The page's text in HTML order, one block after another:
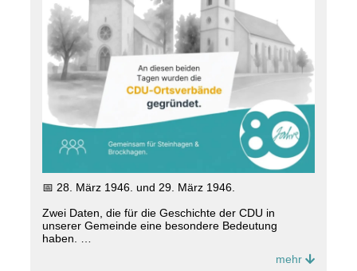
Am 28. März 1946 in Steinhagen, einen Tag später in
Brockhagen.
🤝 Menschen übernahmen Verantwortung – in einer
Zeit, in der vieles erst wieder aufgebaut werden
musste.
💬 Was bedeutet Demokratie für Euch heute? Wollt ihr
Demokratie mitgestalten?
#80jahre#CDUsteinhagen#
Gemeinsamgestalten
demokratieleben
📅 28. März 1946. und 29. März 1946.
Zwei Daten, die für die Geschichte der CDU in
unserer Gemeinde eine besondere Bedeutung
haben.
Am 28. März 1946 wurde der CDU-Ortsverband in
mehr